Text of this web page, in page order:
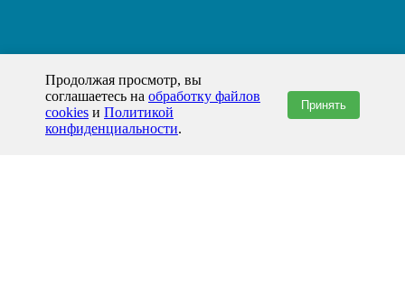
Продолжая просмотр, вы
соглашаетесь на обработку файлов
cookies и Политикой
конфиденциальности.
Принять